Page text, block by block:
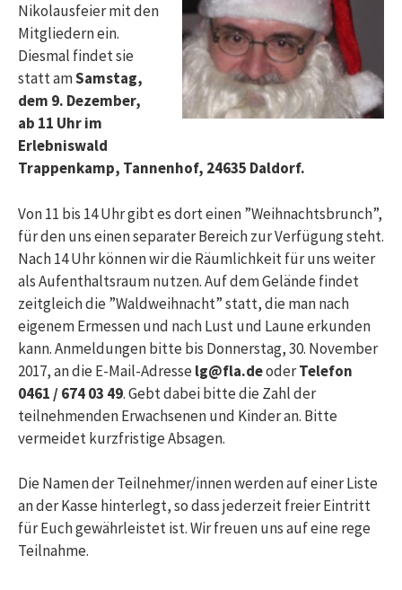
Nikolausfeier mit den
Mitgliedern ein.
Diesmal findet sie
statt amSamstag,
dem 9. Dezember,
ab 11 Uhrim
Erlebniswald
Trappenkamp, Tannenhof, 24635 Daldorf.
Von 11 bis 14 Uhr gibt es dort einen ”Weihnachtsbrunch”,
für den uns einen separater Bereich zur Verfügung steht.
Nach 14 Uhr können wir die Räumlichkeit für uns weiter
als Aufenthaltsraum nutzen. Auf dem Gelände findet
zeitgleich die ”Waldweihnacht” statt, die man nach
eigenem Ermessen und nach Lust und Laune erkunden
kann. Anmeldungen bitte bis Donnerstag, 30. November
2017, an die E-Mail-Adresselg@fla.deoderTelefon
0461 / 674 03 49. Gebt dabei bitte die Zahl der
teilnehmenden Erwachsenen und Kinder an. Bitte
vermeidet kurzfristige Absagen.
Die Namen der Teilnehmer/innen werden auf einer Liste
an der Kasse hinterlegt, so dass jederzeit freier Eintritt
für Euch gewährleistet ist. Wir freuen uns auf eine rege
Teilnahme.